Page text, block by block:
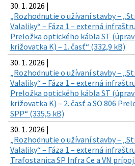
30. 1. 2026 |
„Rozhodnutie o užívaní stavby –
Valaliky“ – Fáza 1 – externá
Preložka optického kábla ST
križovatka K) – 1. časť“ (332,9 kB)
30. 1. 2026 |
„Rozhodnutie o užívaní stavby –
Valaliky“ – Fáza 1 – externá
Preložka optického kábla ST
križovatka K) – 2. časť a SO 806
SPP“ (335,5 kB)
30. 1. 2026 |
„Rozhodnutie o užívaní stavby –
Valaliky“ – Fáza 1 – externá
Trafostanica SP Infra Ce a VN